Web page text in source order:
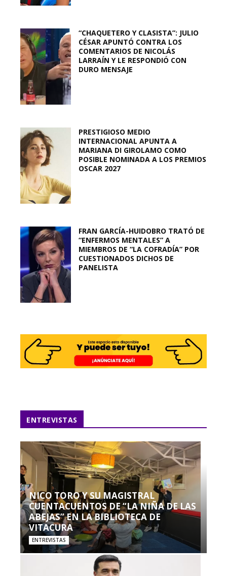
“CHAQUETERO Y CLASISTA”: JULIO
CÉSAR APUNTÓ CONTRA LOS
COMENTARIOS DE NICOLÁS
LARRAÍN Y LE RESPONDIÓ CON
DURO MENSAJE
PRESTIGIOSO MEDIO
INTERNACIONAL APUNTA A
MARIANA DI GIROLAMO COMO
POSIBLE NOMINADA A LOS PREMIOS
OSCAR 2027
FRAN GARCÍA-HUIDOBRO TRATÓ DE
“ENFERMOS MENTALES” A
MIEMBROS DE “LA COFRADÍA” POR
CUESTIONADOS DICHOS DE
PANELISTA
ENTREVISTAS
NICO TORO Y SU MAGISTRAL
CUENTACUENTOS DE “LA NIÑA DE LAS
ABEJAS” EN LA BIBLIOTECA DE
VITACURA
ENTREVISTAS